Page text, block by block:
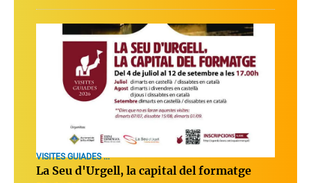
VISITES GUIADES ...
La Seu d'Urgell, la capital del formatge